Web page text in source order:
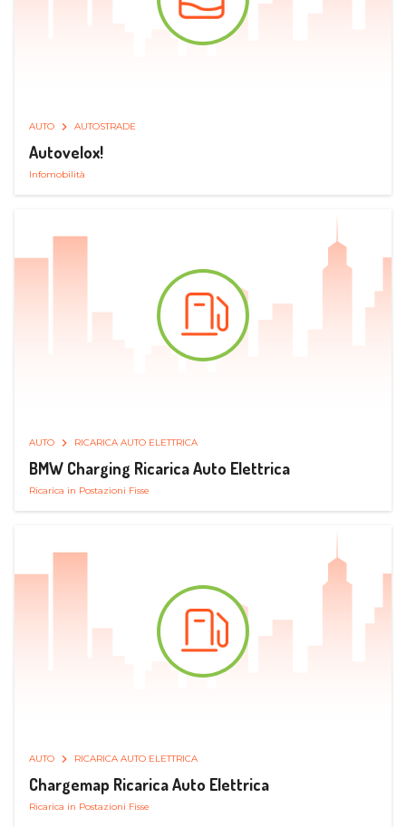
AUTO AUTOSTRADE
Autovelox!
Infomobilità
AUTO RICARICA AUTO ELETTRICA
BMW Charging Ricarica Auto Elettrica
Ricarica in Postazioni Fisse
AUTO RICARICA AUTO ELETTRICA
Chargemap Ricarica Auto Elettrica
Ricarica in Postazioni Fisse